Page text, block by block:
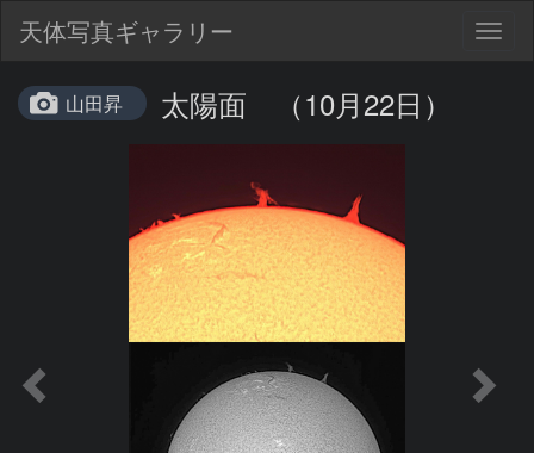
天体写真ギャラリー
山田昇 太陽面 （10月22日）